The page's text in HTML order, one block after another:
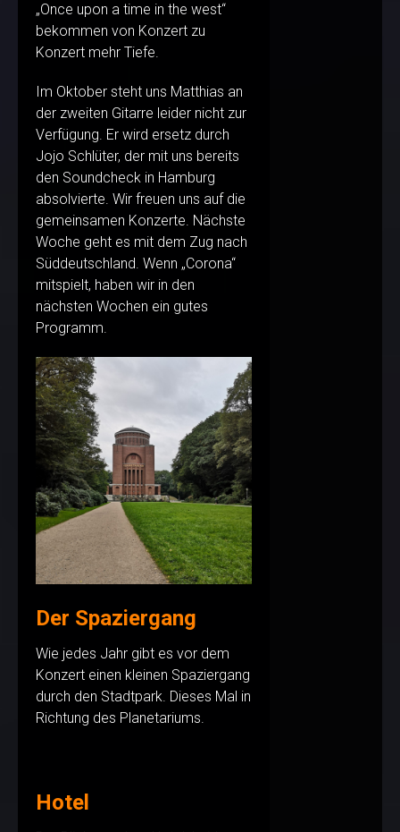
„Once upon a time in the west“
bekommen von Konzert zu
Konzert mehr Tiefe.
Im Oktober steht uns Matthias an
der zweiten Gitarre leider nicht zur
Verfügung. Er wird ersetz durch
Jojo Schlüter, der mit uns bereits
den Soundcheck in Hamburg
absolvierte. Wir freuen uns auf die
gemeinsamen Konzerte. Nächste
Woche geht es mit dem Zug nach
Süddeutschland. Wenn „Corona“
mitspielt, haben wir in den
nächsten Wochen ein gutes
Programm.
Der Spaziergang
Wie jedes Jahr gibt es vor dem
Konzert einen kleinen Spaziergang
durch den Stadtpark. Dieses Mal in
Richtung des Planetariums.
Hotel